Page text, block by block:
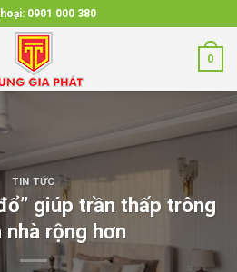
0901 000 380
0
TIN TỨC
giúp trần thấp trông
nhà rộng hơn